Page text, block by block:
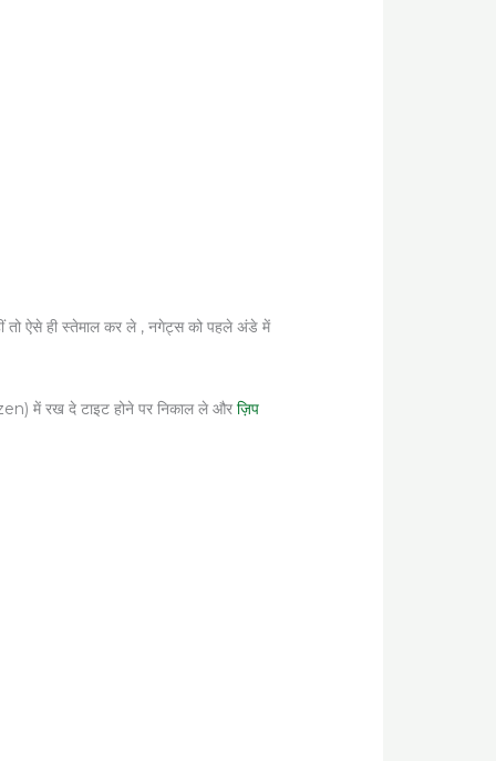
तो ऐसे ही स्तेमाल कर ले , नगेट्स को पहले अंडे में
में रख दे टाइट होने पर निकाल ले औरज़िप